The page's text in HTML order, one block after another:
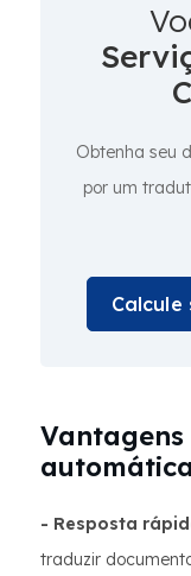
Obtenha seu
por um
Calcule
automática
- Resposta
traduzir